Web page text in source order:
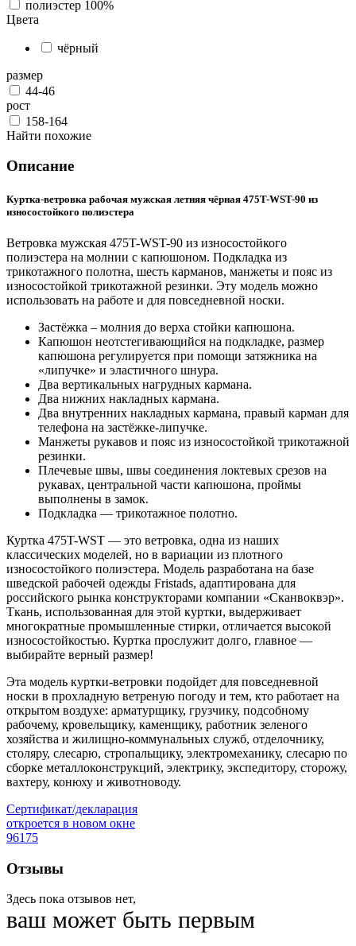
полиэстер 100%
Цвета
чёрный
размер
44-46
рост
158-164
Найти похожие
Описание
Куртка-ветровка рабочая мужская летняя чёрная 475T-WST-90 из
износостойкого полиэстера
Ветровка мужская 475T-WST-90 из износостойкого
полиэстера на молнии с капюшоном. Подкладка из
трикотажного полотна, шесть карманов, манжеты и пояс из
износостойкой трикотажной резинки. Эту модель можно
использовать на работе и для повседневной носки.
Застёжка – молния до верха стойки капюшона.
Капюшон неотстегивающийся на подкладке, размер
капюшона регулируется при помощи затяжника на
«липучке» и эластичного шнура.
Два вертикальных нагрудных кармана.
Два нижних накладных кармана.
Два внутренних накладных кармана, правый карман для
телефона на застёжке-липучке.
Манжеты рукавов и пояс из износостойкой трикотажной
резинки.
Плечевые швы, швы соединения локтевых срезов на
рукавах, центральной части капюшона, проймы
выполнены в замок.
Подкладка — трикотажное полотно.
Куртка 475T-WST — это ветровка, одна из наших
классических моделей, но в вариации из плотного
износостойкого полиэстера. Модель разработана на базе
шведской рабочей одежды Fristads, адаптирована для
российского рынка конструкторами компании «Сканвоквэр».
Ткань, использованная для этой куртки, выдерживает
многократные промышленные стирки, отличается высокой
износостойкостью. Куртка прослужит долго, главное —
выбирайте верный размер!
Эта модель куртки-ветровки подойдет для повседневной
носки в прохладную ветреную погоду и тем, кто работает на
открытом воздухе: арматурщику, грузчику, подсобному
рабочему, кровельщику, каменщику, работник зеленого
хозяйства и жилищно-коммунальных служб, отделочнику,
столяру, слесарю, стропальщику, электромеханику, слесарю по
сборке металлоконструкций, электрику, экспедитору, сторожу,
вахтеру, конюху и животноводу.
Сертификат/декларация
откроется в новом окне
96175
Отзывы
Здесь пока отзывов нет,
ваш может быть первым